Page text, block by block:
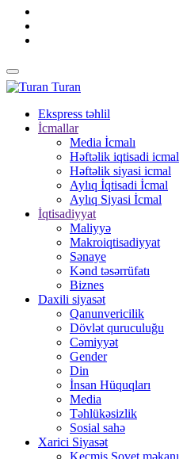
Turan
Ekspress təhlil
İcmallar
Media İcmalı
Həftəlik iqtisadi icmal
Həftəlik siyasi icmal
Aylıq İqtisadi İcmal
Aylıq Siyasi İcmal
İqtisadiyyat
Maliyyə
Makroiqtisadiyyat
Sənaye
Kənd təsərrüfatı
Biznes
Daxili siyasət
Qanunvericilik
Dövlət quruculuğu
Cəmiyyət
Gender
Din
İnsan Hüquqları
Media
Təhlükəsizlik
Sosial sahə
Xarici Siyasət
Keçmiş Sovet məkanı